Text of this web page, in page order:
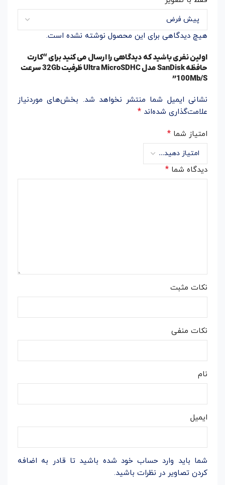
هیچ دیدگاهی برای این محصول نوشته نشده است.
اولین نفری باشید که دیدگاهی را ارسال می کنید برای “کارت
حافظه SanDisk مدل Ultra MicroSDHC ظرفیت 32Gb سرعت
100Mb/S”
نشانی ایمیل شما منتشر نخواهد شد. بخش‌های موردنیاز
علامت‌گذاری شده‌اند *
امتیاز شما *
دیدگاه شما *
نکات مثبت
نکات منفی
نام
ایمیل
شما باید وارد حساب خود شده باشید تا قادر به اضافه
کردن تصاویر در نظرات باشید.